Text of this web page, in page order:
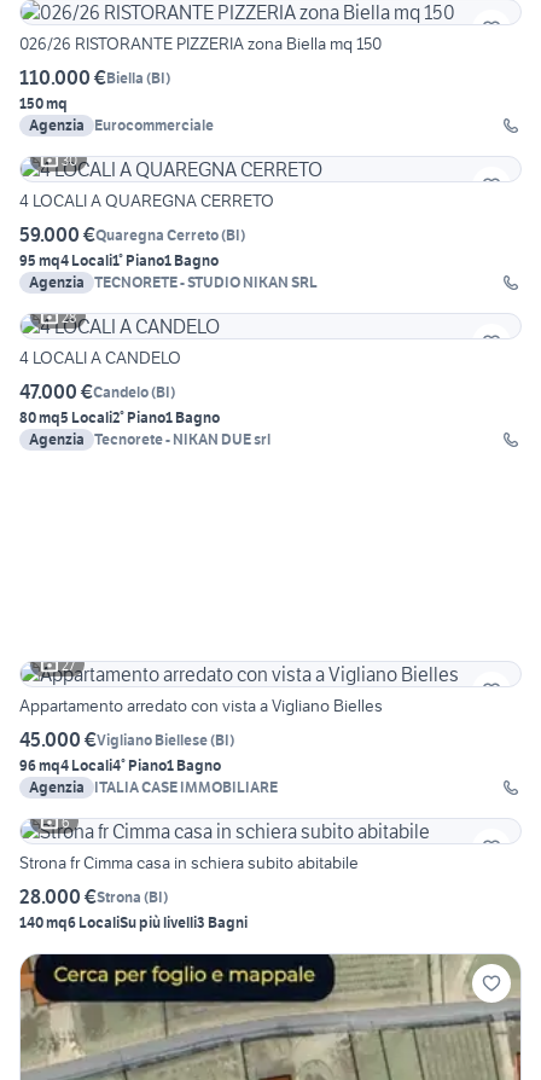
026/26 RISTORANTE PIZZERIA zona Biella mq 150
110.000 €Biella (BI)
150 mq
Agenzia
Eurocommerciale
30
4 LOCALI A QUAREGNA CERRETO
59.000 €Quaregna Cerreto(BI)
95 mq4 Locali1° Piano1 Bagno
Agenzia TECNORETE - STUDIO NIKAN SRL
28
4 LOCALI A CANDELO
47.000 €Candelo(BI)
80 mq5 Locali2° Piano1 Bagno
Agenzia Tecnorete - NIKAN DUE srl
27
Appartamento arredato con vista a Vigliano Bielles
45.000 €Vigliano Biellese(BI)
96 mq4 Locali4° Piano1 Bagno
Agenzia
ITALIA CASE IMMOBILIARE
6
Strona fr Cimma casa in schiera subito abitabile
28.000 €Strona (BI)
140 mq6 LocaliSu più livelli3 Bagni